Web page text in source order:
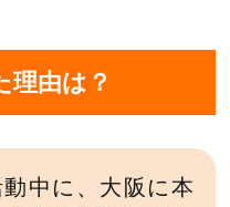
理由は？
中に、大阪に本